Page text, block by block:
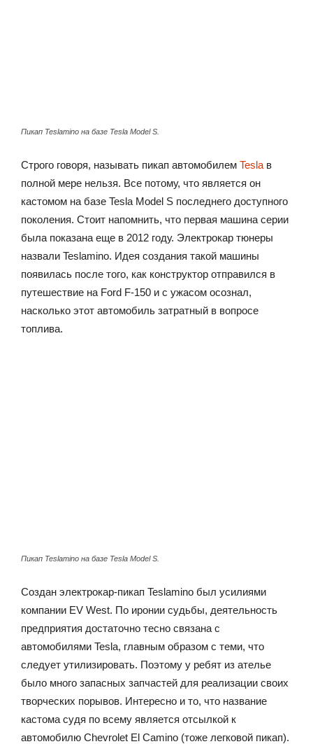
Пикап Teslamino на базе Tesla Model S.
Строго говоря, называть пикап автомобилем Tesla в
полной мере нельзя. Все потому, что является он
кастомом на базе Tesla Model S последнего доступного
поколения. Стоит напомнить, что первая машина серии
была показана еще в 2012 году. Электрокар тюнеры
назвали Teslamino. Идея создания такой машины
появилась после того, как конструктор отправился в
путешествие на Ford F-150 и с ужасом осознал,
насколько этот автомобиль затратный в вопросе
топлива.
Пикап Teslamino на базе Tesla Model S.
Создан электрокар-пикап Teslamino был усилиями
компании EV West. По иронии судьбы, деятельность
предприятия достаточно тесно связана с
автомобилями Tesla, главным образом с теми, что
следует утилизировать. Поэтому у ребят из ателье
было много запасных запчастей для реализации своих
творческих порывов. Интересно и то, что название
кастома судя по всему является отсылкой к
автомобилю Chevrolet El Camino (тоже легковой пикап).